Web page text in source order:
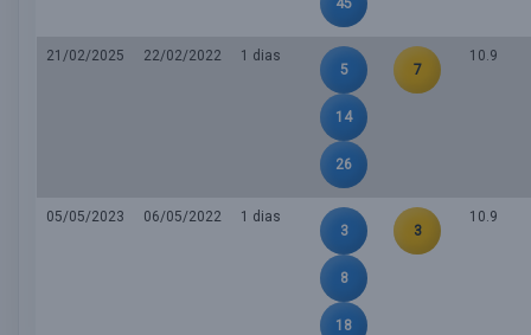
21/02/2025 22/02/2022
1 dias
5
14
26
7
10.9
05/05/2023 06/05/2022
1 dias
3
8
18
3
10.9